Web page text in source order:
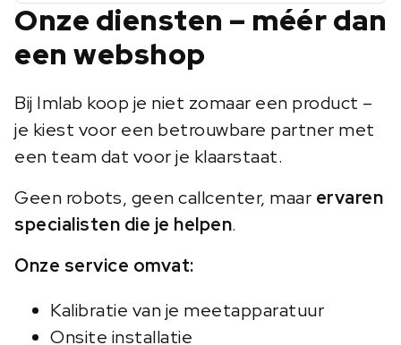
Onze diensten – méér dan
een webshop
Bij Imlab koop je niet zomaar een product –
je kiest voor een betrouwbare partner met
een team dat voor je klaarstaat.
Geen robots, geen callcenter, maar ervaren
specialisten die je helpen.
Onze service omvat:
Kalibratie van je meetapparatuur
Onsite installatie